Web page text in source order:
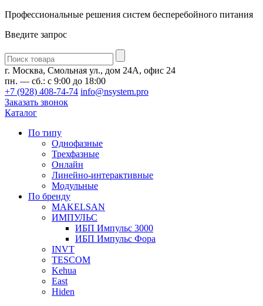
Профессиональные решения систем бесперебойного питания
Введите запрос
Введите
запрос
г. Москва, Смольная ул., дом 24А, офис 24
пн. — сб.: с 9:00 до 18:00
+7 (928) 408-74-74 info@nsystem.pro
Заказать звонок
Каталог
По типу
Однофазные
Трехфазные
Онлайн
Линейно-интерактивные
Модульные
По бренду
MAKELSAN
ИМПУЛЬС
ИБП Импульс 3000
ИБП Импульс Фора
INVT
TESCOM
Kehua
East
Hiden